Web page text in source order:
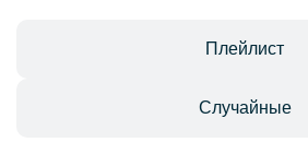
Плейлист
Случайные